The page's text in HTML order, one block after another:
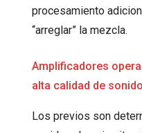
procesamiento
“arreglar” la mezcla.
Amplificadores
alta calidad de sonido
Los previos son